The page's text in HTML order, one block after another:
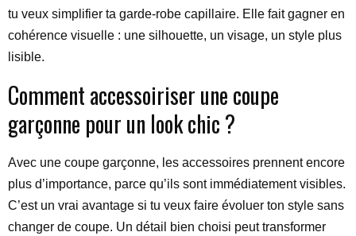
tu veux simplifier ta garde-robe capillaire. Elle fait gagner en
cohérence visuelle : une silhouette, un visage, un style plus
lisible.
Comment accessoiriser une coupe
garçonne pour un look chic ?
Avec une coupe garçonne, les accessoires prennent encore
plus d’importance, parce qu’ils sont immédiatement visibles.
C’est un vrai avantage si tu veux faire évoluer ton style sans
changer de coupe. Un détail bien choisi peut transformer